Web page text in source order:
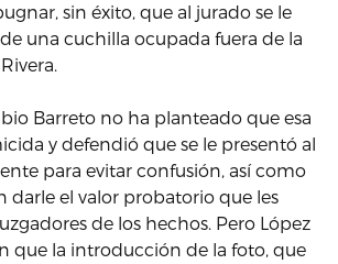
sin éxito, que al jurado se le
una cuchilla ocupada fuera de la
Barreto no ha planteado que esa
y defendió que se le presentó al
para evitar confusión, así como
darle el valor probatorio que les
de los hechos. Pero López
que la introducción de la foto, que